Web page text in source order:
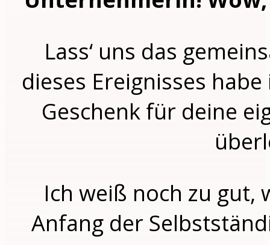
Lass‘ uns das
dieses Ereignisses
Geschenk für deine
Ich weiß noch zu gut,
Anfang der